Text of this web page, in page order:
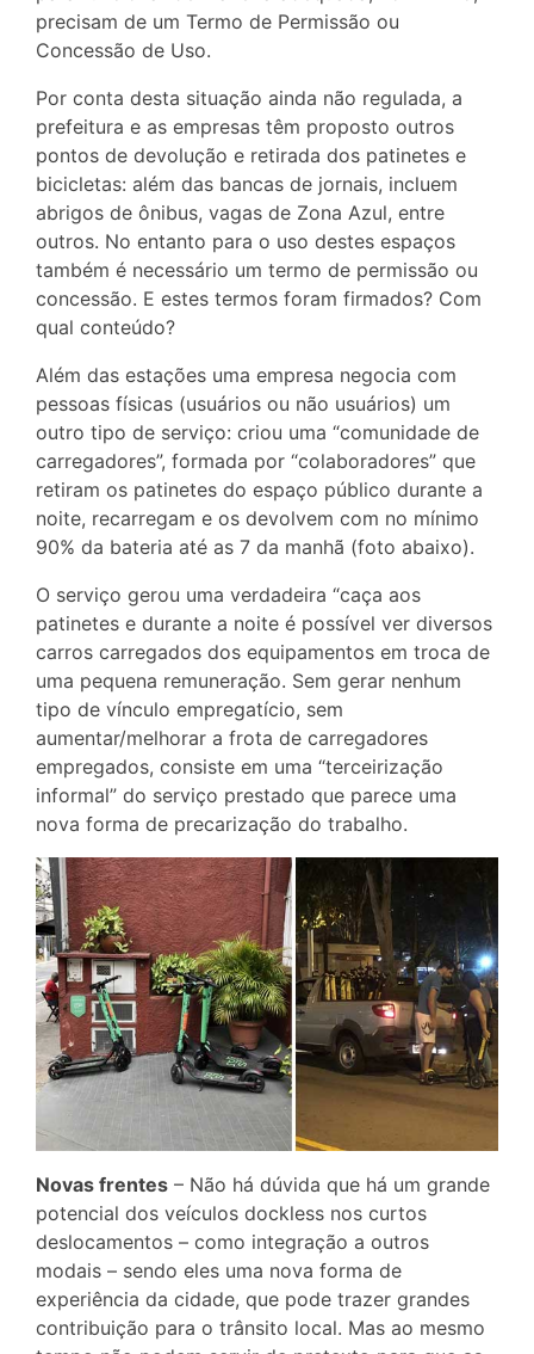
precisam de um Termo de Permissão ou
Concessão de Uso.
Por conta desta situação ainda não regulada, a
prefeitura e as empresas têm proposto outros
pontos de devolução e retirada dos patinetes e
bicicletas: além das bancas de jornais, incluem
abrigos de ônibus, vagas de Zona Azul, entre
outros. No entanto para o uso destes espaços
também é necessário um termo de permissão ou
concessão. E estes termos foram firmados? Com
qual conteúdo?
Além das estações uma empresa negocia com
pessoas físicas (usuários ou não usuários) um
outro tipo de serviço: criou uma “comunidade de
carregadores”, formada por “colaboradores” que
retiram os patinetes do espaço público durante a
noite, recarregam e os devolvem com no mínimo
90% da bateria até as 7 da manhã (foto abaixo).
O serviço gerou uma verdadeira “caça aos
patinetes e durante a noite é possível ver diversos
carros carregados dos equipamentos em troca de
uma pequena remuneração. Sem gerar nenhum
tipo de vínculo empregatício, sem
aumentar/melhorar a frota de carregadores
empregados, consiste em uma “terceirização
informal” do serviço prestado que parece uma
nova forma de precarização do trabalho.
Novas frentes – Não há dúvida que há um grande
potencial dos veículos dockless nos curtos
deslocamentos – como integração a outros
modais – sendo eles uma nova forma de
experiência da cidade, que pode trazer grandes
contribuição para o trânsito local. Mas ao mesmo